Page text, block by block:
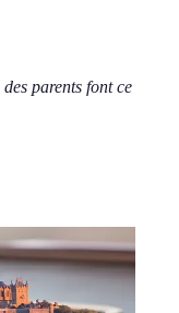
parents font ce